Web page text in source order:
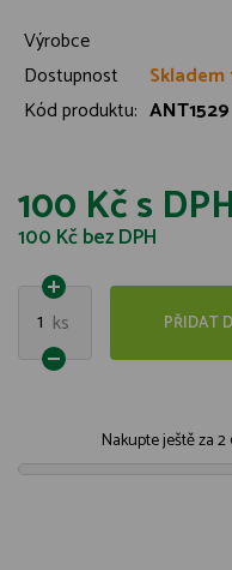
Výrobce
Dostupnost
Skladem
Kód produktu: ANT1529
100 Kčs DPH
100 Kčbez DPH
1 ks PŘIDAT
Nakupte ještě za2